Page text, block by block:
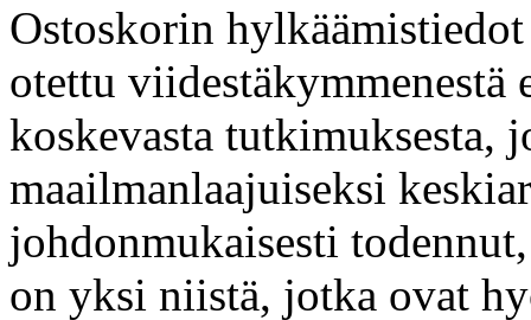
Ostoskorin
otettu
koskevasta tutkimuksesta,
maailmanlaajuiseksi
johdonmukaisesti
on yksi niistä, jotka ovat